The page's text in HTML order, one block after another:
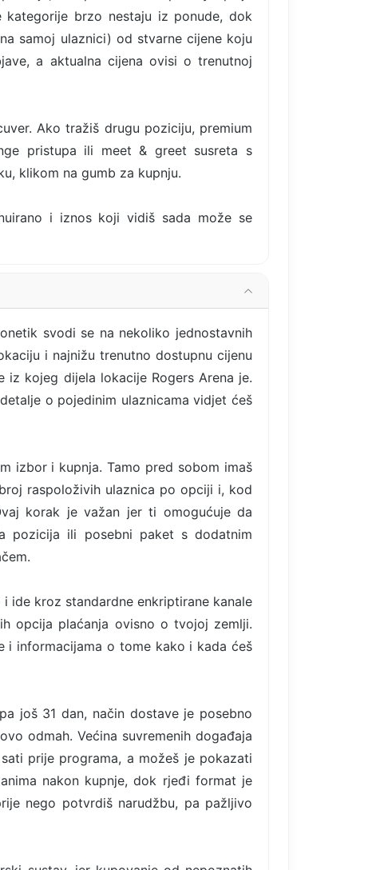
brzo nestaju iz ponude, dok
samoj ulaznici) od stvarne cijene koju
a aktualna cijena ovisi o trenutnoj
Ako tražiš drugu poziciju, premium
pristupa ili meet & greet susreta s
klikom na gumb za kupnju.
i iznos koji vidiš sada može se
svodi se na nekoliko jednostavnih
i najnižu trenutno dostupnu cijenu
kojeg dijela lokacije Rogers Arena je.
o pojedinim ulaznicama vidjet ćeš
izbor i kupnja. Tamo pred sobom imaš
raspoloživih ulaznica po opciji i, kod
korak je važan jer ti omogućuje da
pozicija ili posebni paket s dodatnim
ide kroz standardne enkriptirane kanale
opcija plaćanja ovisno o tvojoj zemlji.
i informacijama o tome kako i kada ćeš
još 31 dan, način dostave je posebno
odmah. Većina suvremenih događaja
prije programa, a možeš je pokazati
nakon kupnje, dok rjeđi format je
nego potvrdiš narudžbu, pa pažljivo